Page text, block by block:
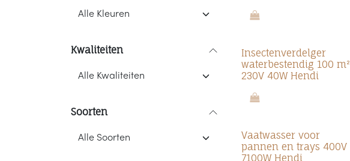
Kwaliteiten
Soorten
Insectenverdelger
waterbestendig 100 m²
230V 40W Hendi
Vaatwasser voor
pannen en trays 400V
7100W Hendi